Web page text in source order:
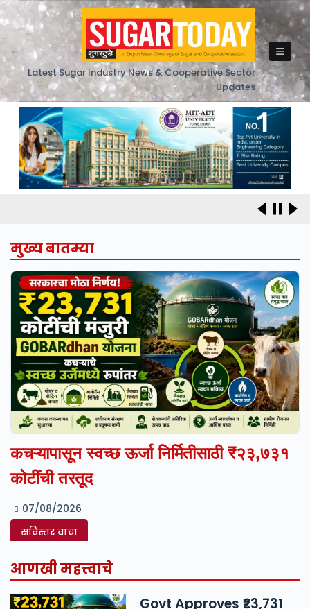
Skip
to
content
Latest Sugar Industry News & Cooperative Sector
Updates
मुख्य बातम्या
कचऱ्यापासून स्वच्छ ऊर्जा निर्मितीसाठी ₹२३,७३१
कोटींची तरतूद
07/08/2026
सविस्तर वाचा
आणखी महत्त्वाचे
Govt Approves ₹23,731